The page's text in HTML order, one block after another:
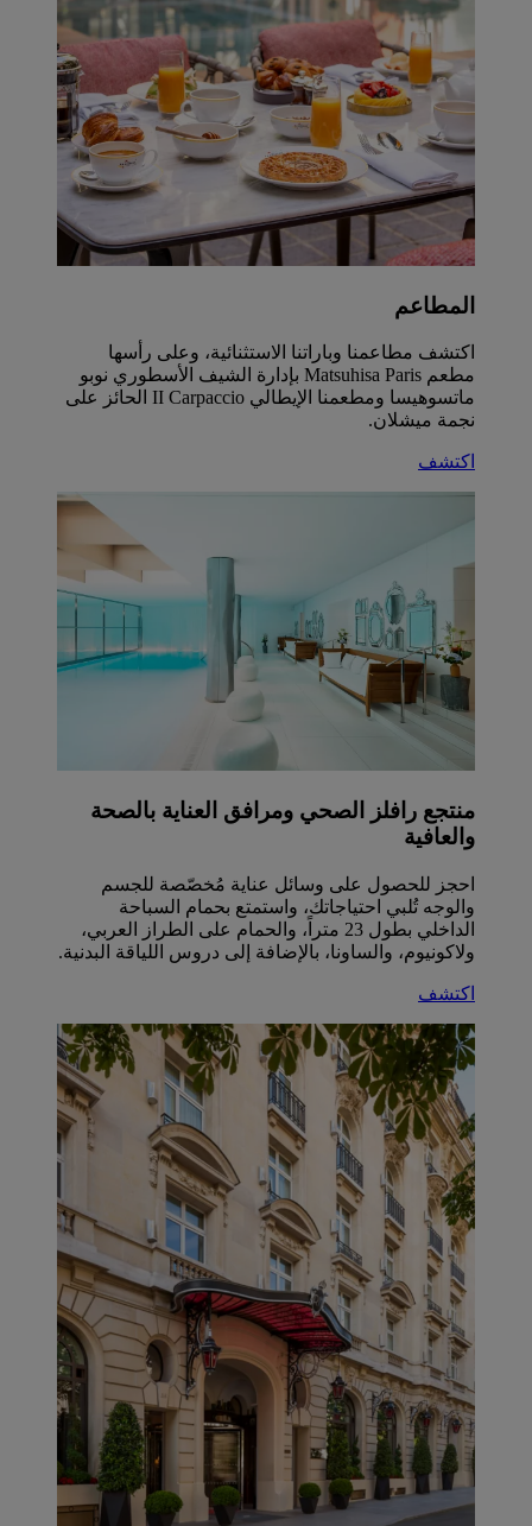
المطاعم
اكتشف مطاعمنا وباراتنا الاستثنائية، وعلى رأسها
مطعم Matsuhisa Paris بإدارة الشيف الأسطوري نوبو
ماتسوهيسا ومطعمنا الإيطالي II Carpaccio الحائز على
نجمة ميشلان.
اكتشف
منتجع رافلز الصحي ومرافق العناية بالصحة
والعافية
احجز للحصول على وسائل عناية مُخصّصة للجسم
والوجه تُلبي احتياجاتك، واستمتع بحمام السباحة
الداخلي بطول 23 متراً، والحمام على الطراز العربي،
ولاكونيوم، والساونا، بالإضافة إلى دروس اللياقة البدنية.
اكتشف